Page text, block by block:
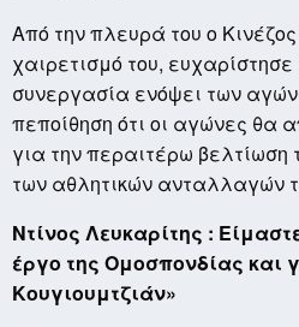
Από την πλευρά του ο
χαιρετισμό του,
συνεργασία ενόψει των
πεποίθηση ότι οι αγώνες θα
για την περαιτέρω βελτίωση
των αθλητικών ανταλλαγών
Ντίνος Λευκαρίτης :
έργο της Ομοσπονδίας και
Κουγιουμτζιάν»